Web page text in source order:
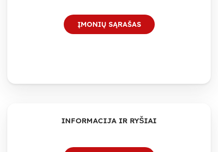
ĮMONIŲ SĄRAŠAS
INFORMACIJA IR RYŠIAI